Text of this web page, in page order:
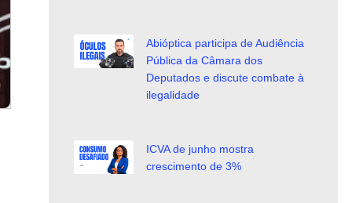
Abióptica participa de Audiência
Pública da Câmara dos
Deputados e discute combate à
ilegalidade
ICVA de junho mostra
crescimento de 3%